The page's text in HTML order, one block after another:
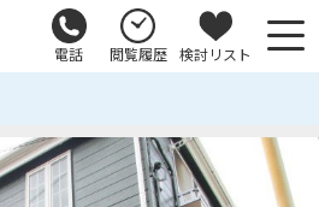
電話 閲覧履歴 検討リスト